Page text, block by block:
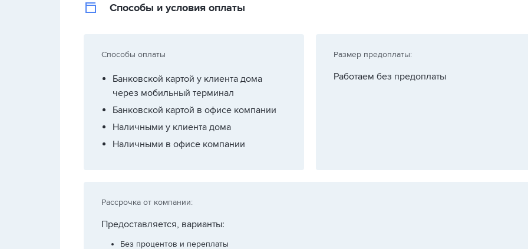
Способы и условия оплаты
Способы оплаты
Банковской картой у клиента дома
через мобильный терминал
Банковской картой в офисе компании
Наличными у клиента дома
Наличными в офисе компании
Размер предоплаты:
Работаем без предоплаты
Рассрочка от компании:
Предоставляется, варианты:
Без процентов и переплаты